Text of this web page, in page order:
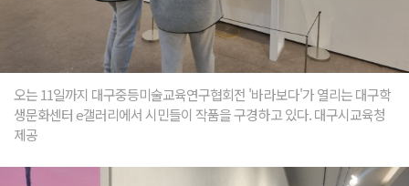
오는 11일까지 대구중등미술교육연구협회전 '바라보다'가 열리는 대구학
생문화센터 e갤러리에서 시민들이 작품을 구경하고 있다. 대구시교육청
제공